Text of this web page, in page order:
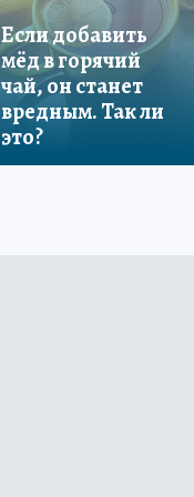
Если добавить
мёд в горячий
чай, он станет
вредным. Так ли
это?